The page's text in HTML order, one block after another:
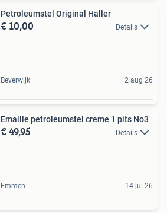
Petroleumstel Original Haller
€ 10,00 Details
Beverwijk 2 aug 26
Emaille petroleumstel creme 1 pits No3
€ 49,95 Details
Emmen 14 jul 26